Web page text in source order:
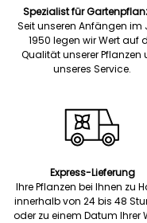
Spezialist für
Seit unseren Anfängen im
1950 legen wir Wert auf
Qualität unserer Pflanzen
unseres Service.
Express-Lieferung
Ihre Pflanzen bei Ihnen zu
innerhalb von 24 bis 48
oder zu einem Datum Ihrer